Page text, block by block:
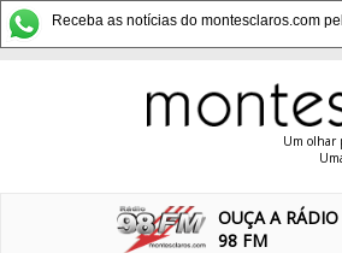
Receba as notícias do montesclaros.com
Um olhar
OUÇA A RÁDIO
98 FM